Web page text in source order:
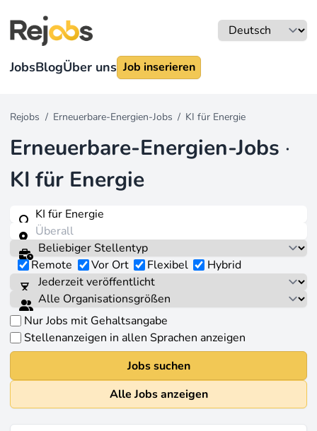
JobsBlogÜber uns Job inserieren
Rejobs / Erneuerbare-Energien-Jobs / KI für Energie
Erneuerbare-Energien-Jobs ·
KI für Energie
Remote Vor Ort Flexibel Hybrid
Nur Jobs mit Gehaltsangabe
Stellenanzeigen in allen Sprachen anzeigen
Jobs suchen
Alle Jobs anzeigen